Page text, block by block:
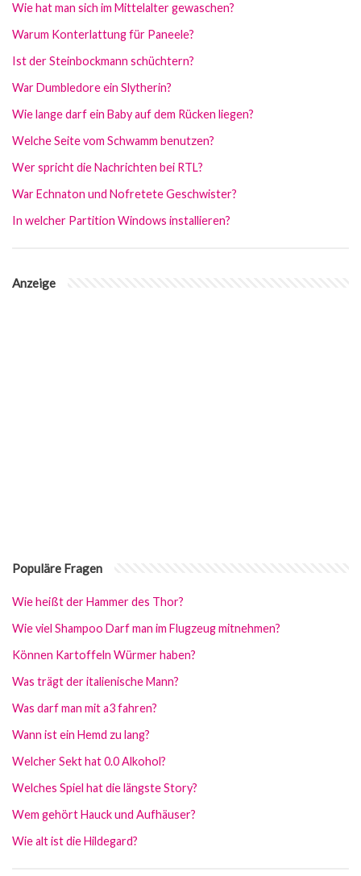
Wie hat man sich im Mittelalter gewaschen?
Warum Konterlattung für Paneele?
Ist der Steinbockmann schüchtern?
War Dumbledore ein Slytherin?
Wie lange darf ein Baby auf dem Rücken liegen?
Welche Seite vom Schwamm benutzen?
Wer spricht die Nachrichten bei RTL?
War Echnaton und Nofretete Geschwister?
In welcher Partition Windows installieren?
Anzeige
Populäre Fragen
Wie heißt der Hammer des Thor?
Wie viel Shampoo Darf man im Flugzeug mitnehmen?
Können Kartoffeln Würmer haben?
Was trägt der italienische Mann?
Was darf man mit a3 fahren?
Wann ist ein Hemd zu lang?
Welcher Sekt hat 0.0 Alkohol?
Welches Spiel hat die längste Story?
Wem gehört Hauck und Aufhäuser?
Wie alt ist die Hildegard?